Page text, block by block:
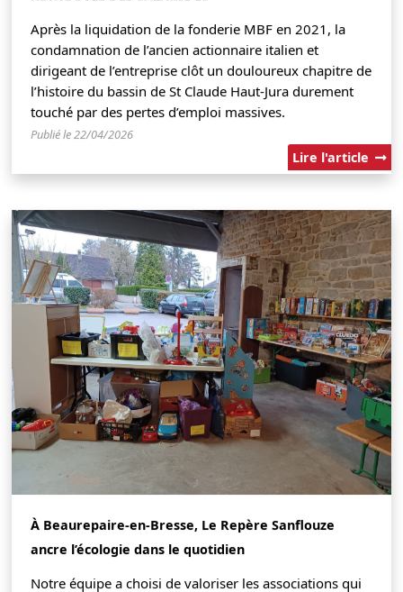
Après la liquidation de la fonderie MBF en 2021, la
condamnation de l’ancien actionnaire italien et
dirigeant de l’entreprise clôt un douloureux chapitre de
l’histoire du bassin de St Claude Haut-Jura durement
touché par des pertes d’emploi massives.
Publié le 22/04/2026
Lire l'article
À Beaurepaire-en-Bresse, Le Repère Sanflouze
ancre l’écologie dans le quotidien
Notre équipe a choisi de valoriser les associations qui